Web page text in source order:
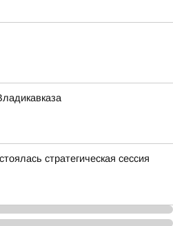
стратегическая сессия